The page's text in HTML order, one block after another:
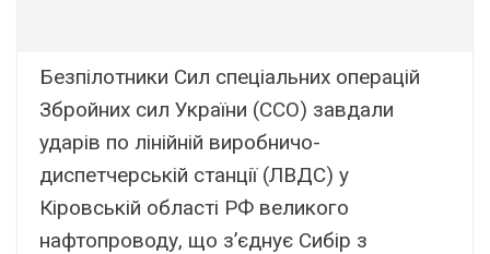
Безпілотники Сил спеціальних операцій
Збройних сил України (ССО) завдали
ударів по лінійній виробничо-
диспетчерській станції (ЛВДС) у
Кіровській області РФ великого
нафтопроводу, що з’єднує Сибір з